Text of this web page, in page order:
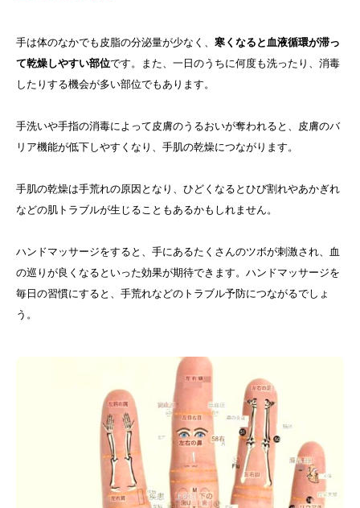
手は体のなかでも皮脂の分泌量が少なく、 寒くなると血液循環が滞っ
て乾燥しやすい部位です。また、一日のうちに何度も洗ったり、消毒
したりする機会が多い部位でもあります。
手洗いや手指の消毒によって皮膚のうるおいが奪われると、皮膚のバ
リア機能が低下しやすくなり、手肌の乾燥につながります。
手肌の乾燥は手荒れの原因となり、ひどくなるとひび割れやあかぎれ
などの肌トラブルが生じることもあるかもしれません。
ハンドマッサージをすると、手にあるたくさんのツボが刺激され、血
の巡りが良くなるといった効果が期待できます。ハンドマッサージを
毎日の習慣にすると、手荒れなどのトラブル予防につながるでしょ
う。